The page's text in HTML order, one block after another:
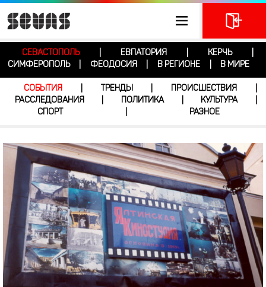
СЕВАСТОПОЛЬ ЕВПАТОРИЯ КЕРЧЬ
СИМФЕРОПОЛЬ
ФЕОДОСИЯ В РЕГИОНЕ В МИРЕ
СОБЫТИЯ ТРЕНДЫ ПРОИСШЕСТВИЯ
РАССЛЕДОВАНИЯ
ПОЛИТИКА КУЛЬТУРА
СПОРТ
РАЗНОЕ